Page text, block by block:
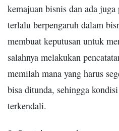
kemajuan bisnis dan ada
terlalu berpengaruh dalam
membuat keputusan untuk
salahnya melakukan
memilah mana yang harus
bisa ditunda, sehingga
terkendali.